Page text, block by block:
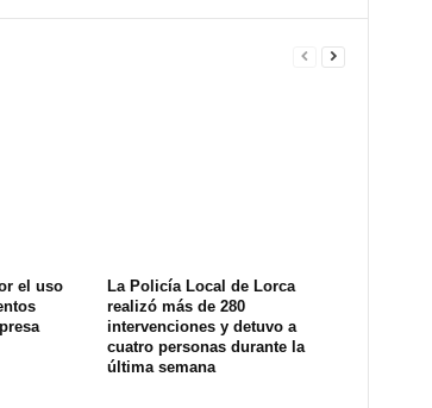
el uso
La Policía Local de Lorca
realizó más de 280
intervenciones y detuvo a
cuatro personas durante la
última semana